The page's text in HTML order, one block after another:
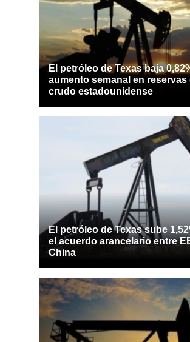
El petróleo de Texas baja
aumento semanal en reservas
crudo estadounidense
El petróleo de Texas sube
el acuerdo arancelario entre
China